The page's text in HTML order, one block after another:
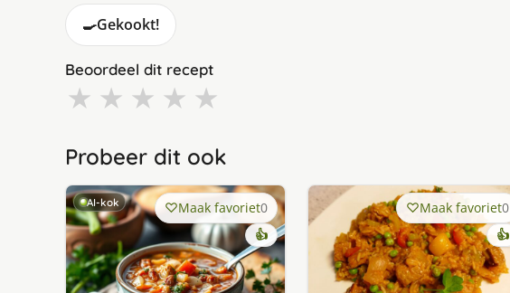
🍳Gekookt!
Beoordeel dit recept
★ ★ ★ ★ ★
Probeer dit ook
AI-kok Maak favoriet0
👍
Maak favoriet0
👍